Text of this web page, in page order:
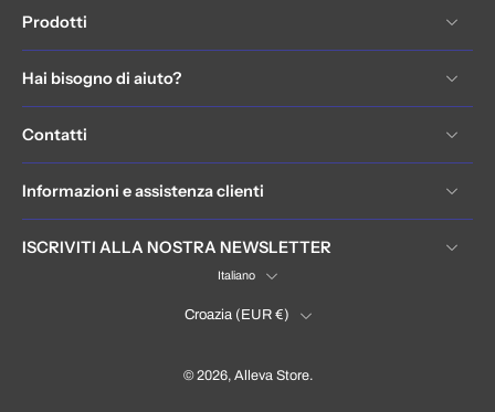
Prodotti
Hai bisogno di aiuto?
Contatti
Informazioni e assistenza clienti
ISCRIVITI ALLA NOSTRA NEWSLETTER
Italiano
Croazia ‎(EUR €)‎
© 2026, Alleva Store.